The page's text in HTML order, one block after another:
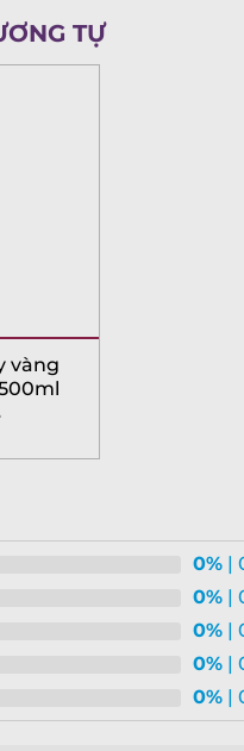
TỰ
vàng
0%|
0%|
0%|
0%|
0%|